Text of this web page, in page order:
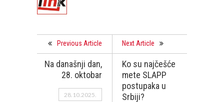
Previous Article
Na današnji dan,
28. oktobar
28.10.2025.
Next Article
Ko su najčešće
mete SLAPP
postupaka u
Srbiji?